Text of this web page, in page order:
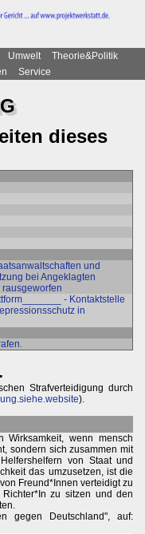
Umwelt
Theorie&Politik
Service
dieses
und
bei Angeklagten
- Kontaktstelle
in
Strafverteidigung durch
).
Wirksamkeit, wenn mensch
sondern sich zusammen mit
von Staat und
das umzusetzen, ist die
Freund*Innen verteidigt zu
zu sitzen und den
gegen Deutschland", auf: